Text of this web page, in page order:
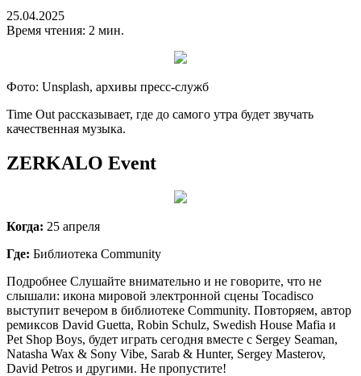
25.04.2025
Время чтения: 2 мин.
Фото: Unsplash, архивы пресс-служб
Time Out рассказывает, где до самого утра будет звучать
качественная музыка.
ZERKALO Event
Когда: 25 апреля
Где: Библиотека Community
Подробнее Слушайте внимательно и не говорите, что не
слышали: икона мировой электронной сцены Tocadisco
выступит вечером в библиотеке Community. Повторяем, автор
ремиксов David Guetta, Robin Schulz, Swedish House Mafia и
Pet Shop Boys, будет играть сегодня вместе с Sergey Seaman,
Natasha Wax & Sony Vibe, Sarab & Hunter, Sergey Masterov,
David Petros и другими. Не пропустите!